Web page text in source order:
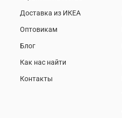
Доставка из ИКЕА
Оптовикам
Блог
Как нас найти
Контакты